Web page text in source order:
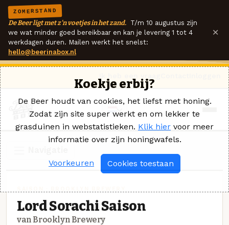
ZOMERSTAND
De Beer ligt met z'n voetjes in het zand. T/m 10 augustus zijn
we wat minder goed bereikbaar en kan je levering 1 tot 4
werkdagen duren. Mailen werkt het snelst:
hello@beerinabox.nl
×
Lord Sorachi Saison
van Brooklyn Brewery
Koekje erbij?
De Beer houdt van cookies, het liefst met honing.
Zodat zijn site super werkt en om lekker te
grasduinen in webstatistieken. Klik hier voor meer
informatie over zijn honingwafels.
Voorkeuren Cookies toestaan